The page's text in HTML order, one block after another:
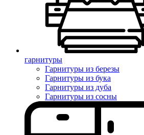
гарнитуры
Гарнитуры из березы
Гарнитуры из бука
Гарнитуры из дуба
Гарнитуры из сосны